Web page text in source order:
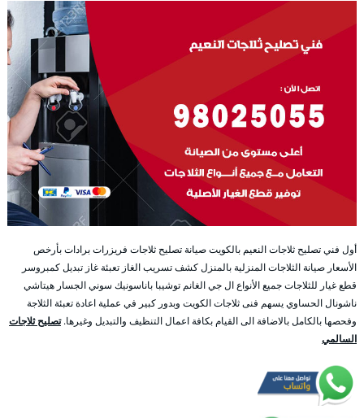
أول فني تصليح ثلاجات النعيم بالكويت صيانة تصليح ثلاجات فريزرات برادات بأرخص
الأسعار صيانة الثلاجات المنزلية بالمنزل كشف تسريب الغاز تعبئة غاز تبديل كمبروسر
قطع غيار للثلاجات جميع الأنواع ال جي الغانم توشيبا باناسونيك سوني الجسار هيتاشي
ناشونال الحساوي يسهم فنى ثلاجات الكويت وبدور كبير في عملية اعادة تعبئة الثلاجة
وفحصها بالكامل بالاضافة الى القيام بكافة اعمال التنظيف والتبديل وغيرها.تصليح ثلاجات
السالمي